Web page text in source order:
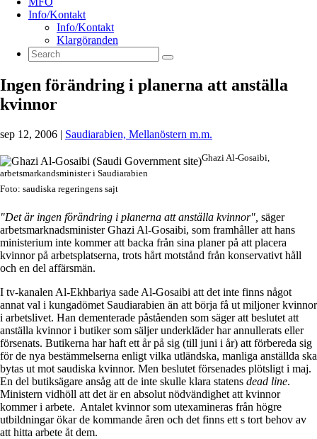
Info/Kontakt
Info/Kontakt
Klargöranden
Ingen förändring i planerna att anställa
kvinnor
sep 12, 2006 | Saudiarabien, Mellanöstern m.m.
Ghazi Al-Gosaibi,
arbetsmarkandsminister i Saudiarabien
Foto: saudiska regeringens sajt
"Det är ingen förändring i planerna att anställa kvinnor", säger
arbetsmarknadsminister Ghazi Al-Gosaibi, som framhåller att hans
ministerium inte kommer att backa från sina planer på att placera
kvinnor på arbetsplatserna, trots hårt motstånd från konservativt håll
och en del affärsmän.
I tv-kanalen Al-Ekhbariya sade Al-Gosaibi att det inte finns något
annat val i kungadömet Saudiarabien än att börja få ut miljoner kvinnor
i arbetslivet. Han dementerade påståenden som säger att beslutet att
anställa kvinnor i butiker som säljer underkläder har annullerats eller
försenats. Butikerna har haft ett år på sig (till juni i år) att förbereda sig
för de nya bestämmelserna enligt vilka utländska, manliga anställda ska
bytas ut mot saudiska kvinnor. Men beslutet försenades plötsligt i maj.
En del butiksägare ansåg att de inte skulle klara statens dead line.
Ministern vidhöll att det är en absolut nödvändighet att kvinnor
kommer i arbete. Antalet kvinnor som utexamineras från högre
utbildningar ökar de kommande åren och det finns ett s tort behov av
att hitta arbete åt dem.